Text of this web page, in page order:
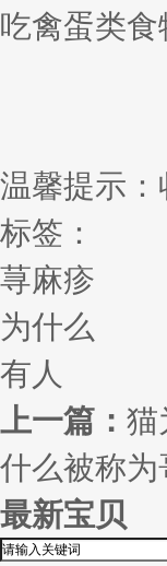
吃禽蛋类食
温馨提示
标签：
荨麻疹
为什么
有人
上一篇： 猫
什么被称为
最新宝贝